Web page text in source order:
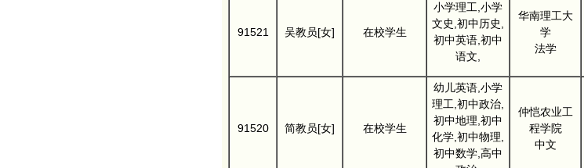
91521 吴教员[女] 在校学生
小学理工,小学
文史,初中历史,
初中英语,初中
语文,
华南理工大
学
法学
91520 简教员[女] 在校学生
幼儿英语,小学
理工,初中政治,
初中地理,初中
化学,初中物理,
初中数学,高中
仲恺农业工
程学院
中文